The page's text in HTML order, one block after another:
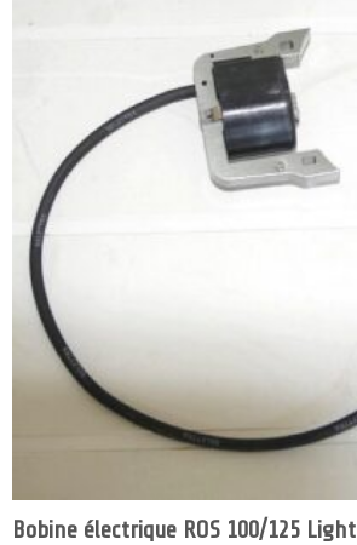
Bobine électrique ROS 100/125 Light